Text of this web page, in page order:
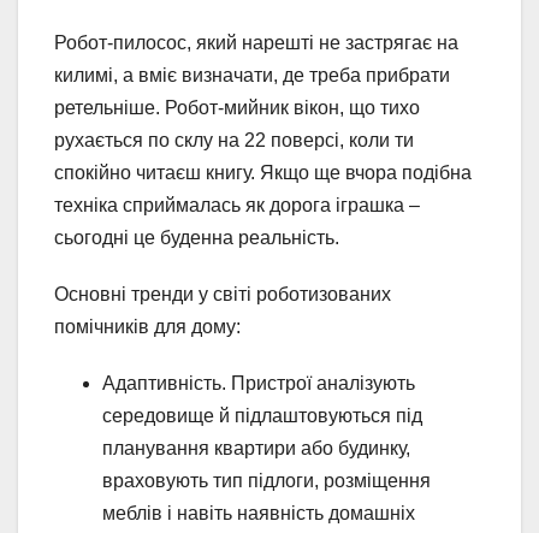
Робот-пилосос, який нарешті не застрягає на
килимі, а вміє визначати, де треба прибрати
ретельніше. Робот-мийник вікон, що тихо
рухається по склу на 22 поверсі, коли ти
спокійно читаєш книгу. Якщо ще вчора подібна
техніка сприймалась як дорога іграшка –
сьогодні це буденна реальність.
Основні тренди у світі роботизованих
помічників для дому:
Адаптивність. Пристрої аналізують
середовище й підлаштовуються під
планування квартири або будинку,
враховують тип підлоги, розміщення
меблів і навіть наявність домашніх